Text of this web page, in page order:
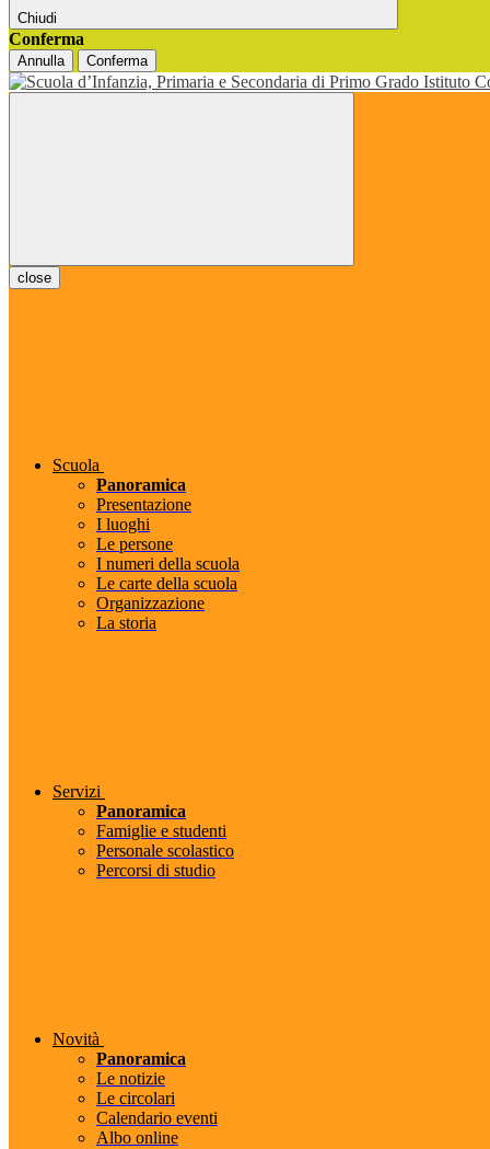
Chiudi
Conferma
Annulla Conferma
close
Scuola
Panoramica
Presentazione
I luoghi
Le persone
I numeri della scuola
Le carte della scuola
Organizzazione
La storia
Servizi
Panoramica
Famiglie e studenti
Personale scolastico
Percorsi di studio
Novità
Panoramica
Le notizie
Le circolari
Calendario eventi
Albo online